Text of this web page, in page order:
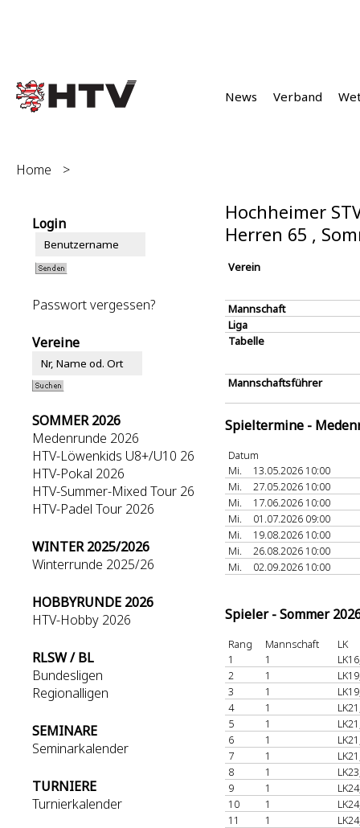
News Verband
Home >
Login
Passwort vergessen?
Vereine
SOMMER 2026
Medenrunde 2026
HTV-Löwenkids U8+/U10 26
HTV-Pokal 2026
HTV-Summer-Mixed Tour 26
HTV-Padel Tour 2026
WINTER 2025/2026
Winterrunde 2025/26
HOBBYRUNDE 2026
HTV-Hobby 2026
RLSW / BL
Bundesligen
Regionalligen
SEMINARE
Seminarkalender
TURNIERE
Turnierkalender
Hochheimer
Herren 65 ,
Verein
Mannschaft
Liga
Tabelle
Mannschaftsführer
Spieltermine -
Datum
Mi.
13.05.2026 10:00
Mi.
27.05.2026 10:00
Mi.
17.06.2026 10:00
Mi.
01.07.2026 09:00
Mi.
19.08.2026 10:00
Mi.
26.08.2026 10:00
Mi.
02.09.2026 10:00
Spieler - Sommer
Rang Mannschaft
LK
1
1
2
1
3
1
4
1
5
1
6
1
7
1
8
1
9
1
10
1
11
1